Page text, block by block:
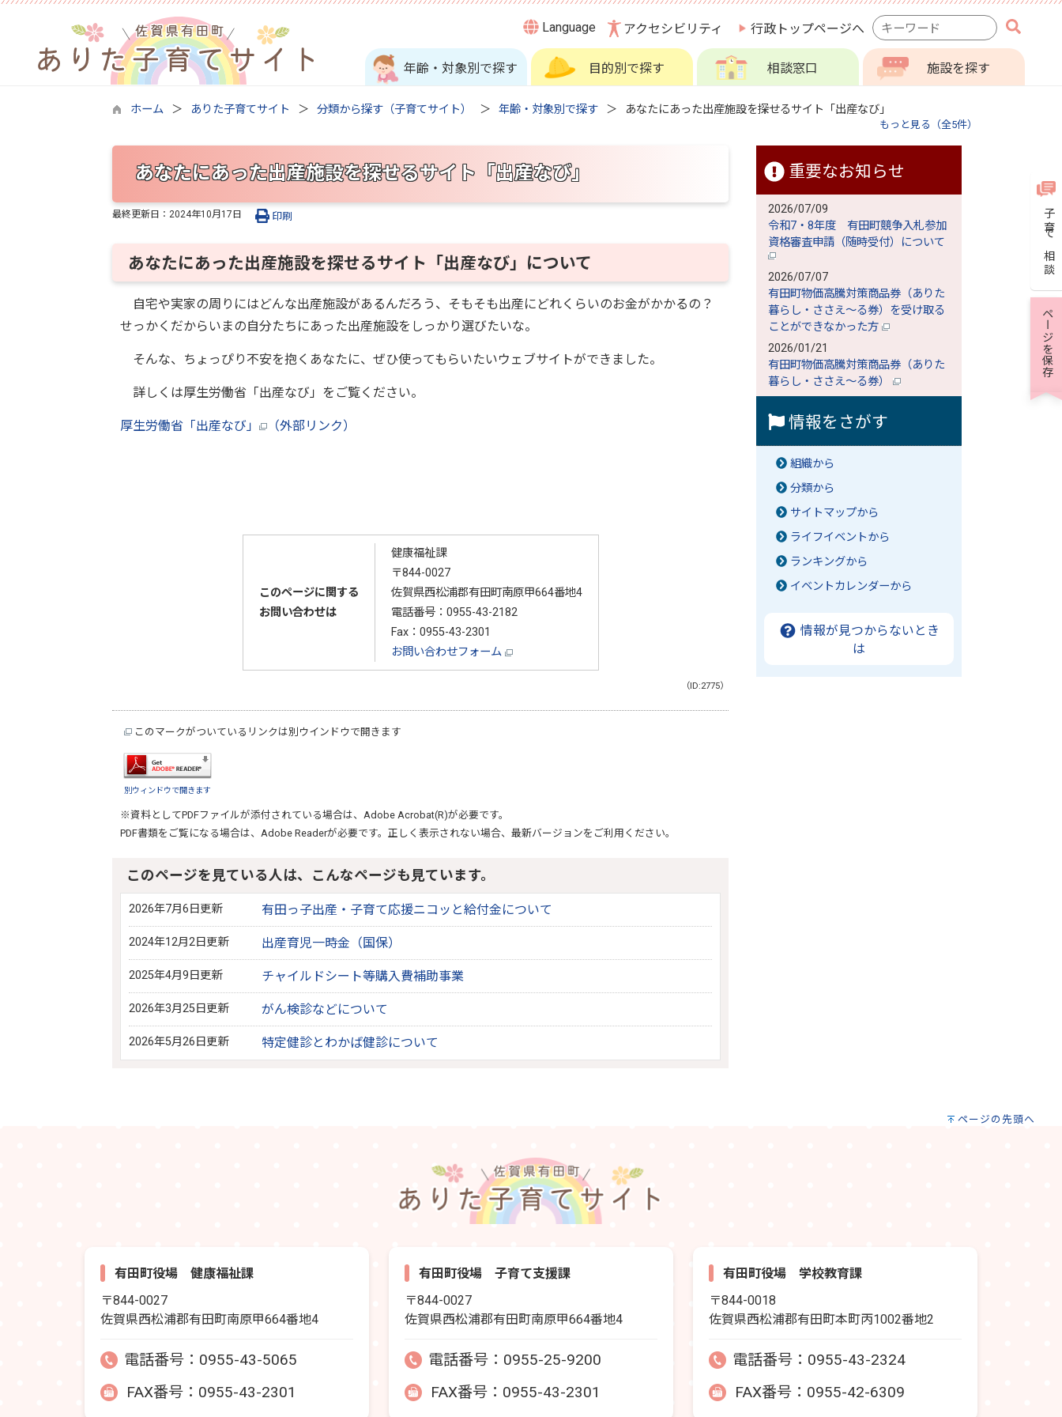
Language アクセシビリティ 行政トップページへ
検
索
キ
ー
ー
ド
年齢・対象別で探す 目的別で探す 相談窓口 施設を探す
子育て相談
ホーム ありた子育てサイト 分類から探す（子育てサイト） 年齢・対象別で探す あなたにあった出産施設を探せるサイト「出産なび」
もっと見る（全5件）
あなたにあった出産施設を探せるサイト「出産なび」
最終更新日： 2024年10月17日 印刷
あなたにあった出産施設を探せるサイト「出産なび」について
自宅や実家の周りにはどんな出産施設があるんだろう、そもそも出産にどれくらいのお金がかかるの？
せっかくだからいまの自分たちにあった出産施設をしっかり選びたいな。
そんな、ちょっぴり不安を抱くあなたに、ぜひ使ってもらいたいウェブサイトができました。
詳しくは厚生労働省「出産なび」をご覧ください。
厚生労働省「出産なび」 （外部リンク）
このページに関する
お問い合わせは
健康福祉課
〒844-0027
佐賀県西松浦郡有田町南原甲664番地4
電話番号： 0955-43-2182
Fax：0955-43-2301
お問い合わせフォーム
（ID:2775）
このマークがついているリンクは別ウインドウで開きます
別ウィンドウで開きます
※資料としてPDFファイルが添付されている場合は、 Adobe Acrobat(R)が必要です。
PDF書類をご覧になる場合は、 Adobe Readerが必要です。正しく表示されない場合、最新バージョンをご利用ください。
このページを見ている人は、こんなページも見ています。
2026年7月6日更新 有田っ子出産・子育て応援ニコッと給付金について
2024年12月2日更新 出産育児一時金（国保）
2025年4月9日更新 チャイルドシート等購入費補助事業
2026年3月25日更新 がん検診などについて
2026年5月26日更新 特定健診とわかば健診について
重要なお知らせ
2026/07/09
令和7・8年度 有田町競争入札参加
資格審査申請（随時受付）について
2026/07/07
有田町物価高騰対策商品券（ありた
暮らし・ささえ～る券）を受け取る
ことができなかった方
2026/01/21
有田町物価高騰対策商品券（ありた
暮らし・ささえ～る券）
情報をさがす
組織から
分類から
サイトマップから
ライフイベントから
ランキングから
イベントカレンダーから
情報が見つからないとき
は
ページの先頭へ
有田町役場 健康福祉課
〒844-0027
佐賀県西松浦郡有田町南原甲664番地4
電話番号： 0955-43-5065
FAX番号：0955-43-2301
有田町役場 子育て支援課
〒844-0027
佐賀県西松浦郡有田町南原甲664番地4
電話番号： 0955-25-9200
FAX番号：0955-43-2301
有田町役場 学校教育課
〒844-0018
佐賀県西松浦郡有田町本町丙1002番地2
電話番号： 0955-43-2324
FAX番号：0955-42-6309
ページを保存